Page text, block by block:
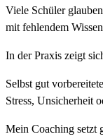
Viele Schüler
mit fehlendem
In der Praxis zeigt
Selbst gut
Stress, Unsicherheit
Mein Coaching setzt